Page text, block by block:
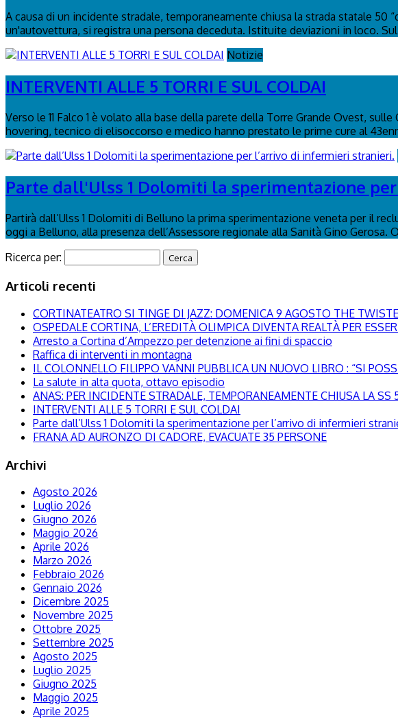
A causa di un incidente stradale, temporaneamente chiusa la strada statale 50
un'autovettura, si registra una persona deceduta. Istituite deviazioni in loco.
Notizie
INTERVENTI ALLE 5 TORRI E SUL COLDAI
Verso le 11 Falco 1 è volato alla base della parete della Torre Grande Ovest,
hovering, tecnico di elisoccorso e medico hanno prestato le prime cure al
Parte dall'Ulss 1 Dolomiti la sperimentazione
Partirà dall’Ulss 1 Dolomiti di Belluno la prima sperimentazione veneta per il
oggi a Belluno, alla presenza dell’Assessore regionale alla Sanità Gino Gerosa.
Ricerca per:
Articoli recenti
CORTINATEATRO SI TINGE DI JAZZ: DOMENICA 9 AGOSTO THE
OSPEDALE CORTINA, L’EREDITÀ OLIMPICA DIVENTA REALTÀ PER
Arresto a Cortina d’Ampezzo per detenzione ai fini di spaccio
Raffica di interventi in montagna
IL COLONNELLO FILIPPO VANNI PUBBLICA UN NUOVO LIBRO : “SI
La salute in alta quota, ottavo episodio
ANAS: PER INCIDENTE STRADALE, TEMPORANEAMENTE CHIUSA LA SS
INTERVENTI ALLE 5 TORRI E SUL COLDAI
Parte dall’Ulss 1 Dolomiti la sperimentazione per l’arrivo di infermieri
FRANA AD AURONZO DI CADORE, EVACUATE 35 PERSONE
Archivi
Agosto 2026
Luglio 2026
Giugno 2026
Maggio 2026
Aprile 2026
Marzo 2026
Febbraio 2026
Gennaio 2026
Dicembre 2025
Novembre 2025
Ottobre 2025
Settembre 2025
Agosto 2025
Luglio 2025
Giugno 2025
Maggio 2025
Aprile 2025